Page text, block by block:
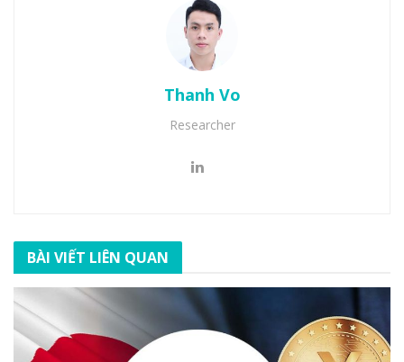
Thanh Vo
Researcher
BÀI VIẾT LIÊN QUAN